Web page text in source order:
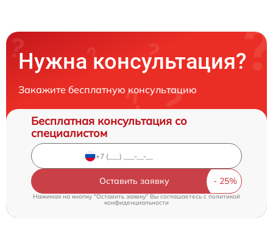
Нужна консультация?
Закажите бесплатную консультацию
Бесплатная консультация со
специалистом
Оставить заявку
Нажимая на кнопку "Оставить заявку" Вы соглашаетесь c политикой
конфиденциальности